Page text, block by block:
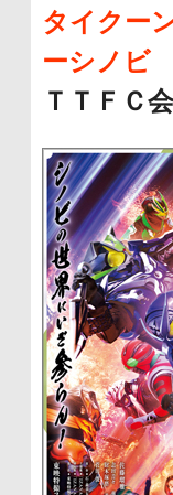
タイクー
ーシノビ
ＴＴＦＣ